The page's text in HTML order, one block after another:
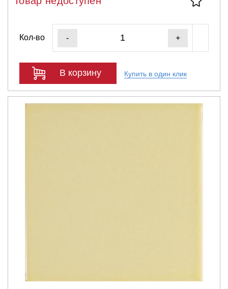
Кол-во - +
В корзину Купить в один клик